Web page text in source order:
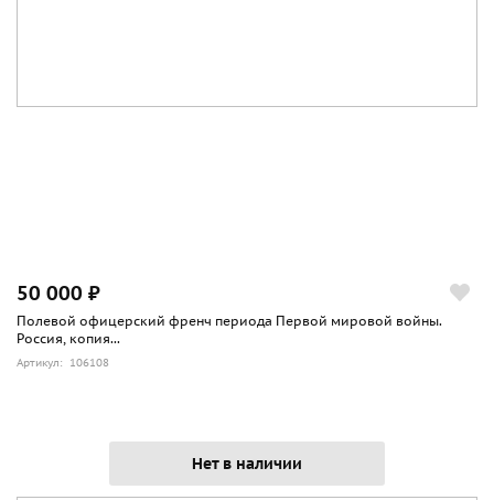
50 000 ₽
Полевой офицерский френч периода Первой мировой войны.
Россия, копия...
Артикул: 106108
Нет в наличии